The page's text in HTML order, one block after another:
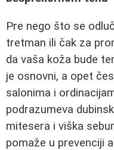
Pre nego što se
tretman ili čak za
da vaša koža bude
je osnovni, a opet
salonima i
podrazumeva
mitesera i viška
pomaže u prevenciji